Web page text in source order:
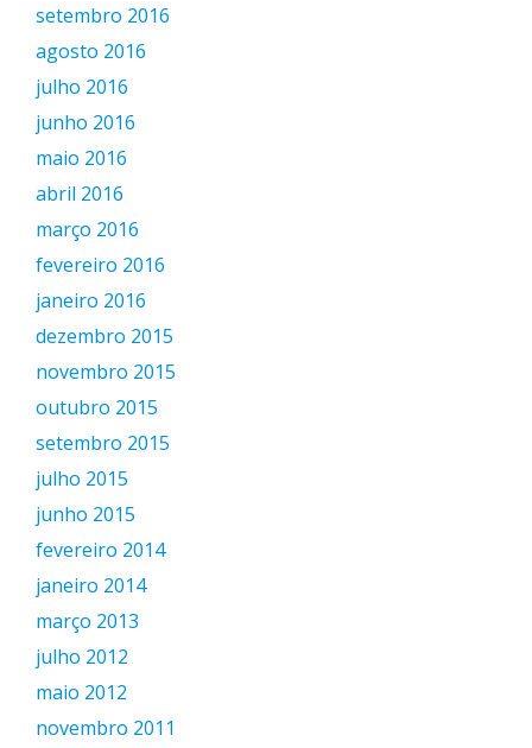
setembro 2016
agosto 2016
julho 2016
junho 2016
maio 2016
abril 2016
março 2016
fevereiro 2016
janeiro 2016
dezembro 2015
novembro 2015
outubro 2015
setembro 2015
julho 2015
junho 2015
fevereiro 2014
janeiro 2014
março 2013
julho 2012
maio 2012
novembro 2011